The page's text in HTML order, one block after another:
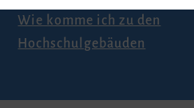
Wie komme ich zu den
Hochschulgebäuden